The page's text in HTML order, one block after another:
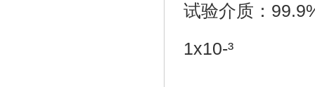
试验介质：
1x10-³